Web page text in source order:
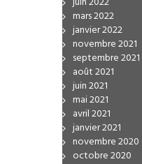
mars 2022
janvier 2022
novembre 2021
septembre 2021
août 2021
juin 2021
mai 2021
avril 2021
janvier 2021
novembre 2020
octobre 2020